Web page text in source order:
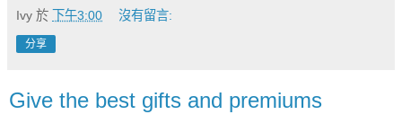
Ivy 於 下午3:00 沒有留言:
分享
Give the best gifts and premiums